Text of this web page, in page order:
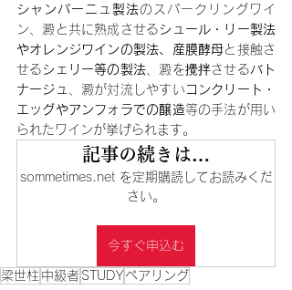
シャンパーニュ製法のスパークリングワイ
ン、澱と共に熟成させる シュール・リー製法
やオレンジワインの製法、産膜酵母と接触さ
せる シェリー等の製法 、澱を攪拌させるバト
ナージュ
、澱が対流しやすい コンクリート・
エッグやアンフォラでの醸造等の手法が用い
られたワインが挙げられます。
記事の続きは…
sommetimes.net を定期購読してお読みくだ
さい。
今すぐ申込む
梁世柱 中級者 STUDY ペアリング